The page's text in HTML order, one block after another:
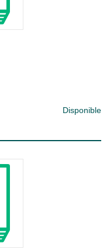
Disponible